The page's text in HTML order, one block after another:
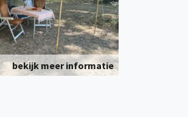
bekijk meer informatie